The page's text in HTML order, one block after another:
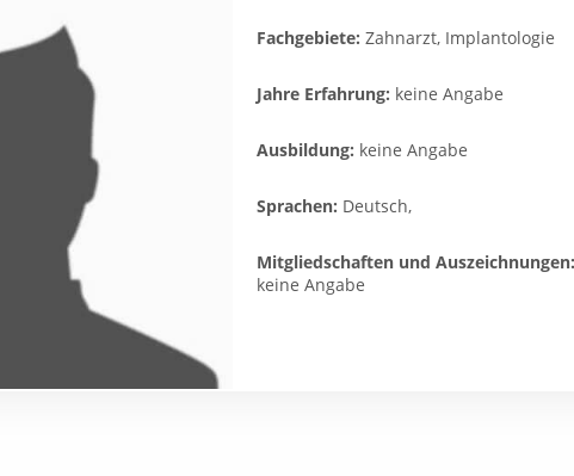
Fachgebiete: Zahnarzt, Implantologie
Jahre Erfahrung: keine Angabe
Ausbildung: keine Angabe
Sprachen: Deutsch,
Mitgliedschaften und Auszeichnungen:
keine Angabe